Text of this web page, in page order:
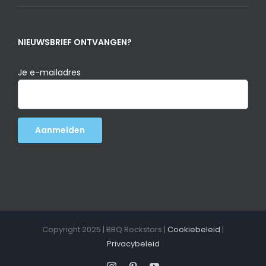
NIEUWSBRIEF ONTVANGEN?
Je e-mailadres
Copyright 2025 | BBQ Rockstars | Cookiebeleid |
Privacybeleid